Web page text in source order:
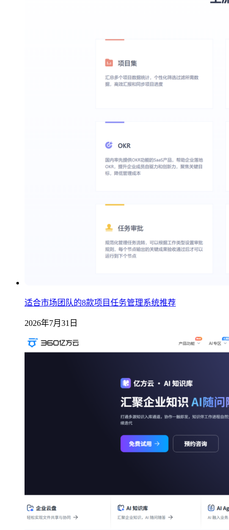
适合市场团队的8款项目任务管理系统推荐
2026年7月31日